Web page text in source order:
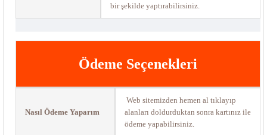
bir şekilde yaptırabilirsiniz.
Ödeme Seçenekleri
Nasıl Ödeme Yaparım
Web sitemizden hemen al tıklayıp
alanları doldurduktan sonra kartınız ile
ödeme yapabilirsiniz.